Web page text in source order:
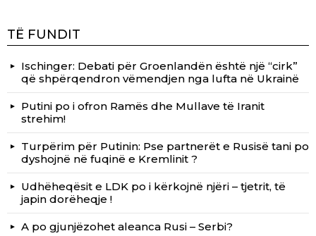
TË FUNDIT
Ischinger: Debati për Groenlandën është një “cirk”
që shpërqendron vëmendjen nga lufta në Ukrainë
Putini po i ofron Ramës dhe Mullave të Iranit
strehim!
Turpërim për Putinin: Pse partnerët e Rusisë tani po
dyshojnë në fuqinë e Kremlinit ?
Udhëheqësit e LDK po i kërkojnë njëri – tjetrit, të
japin dorëheqje !
A po gjunjëzohet aleanca Rusi – Serbi?